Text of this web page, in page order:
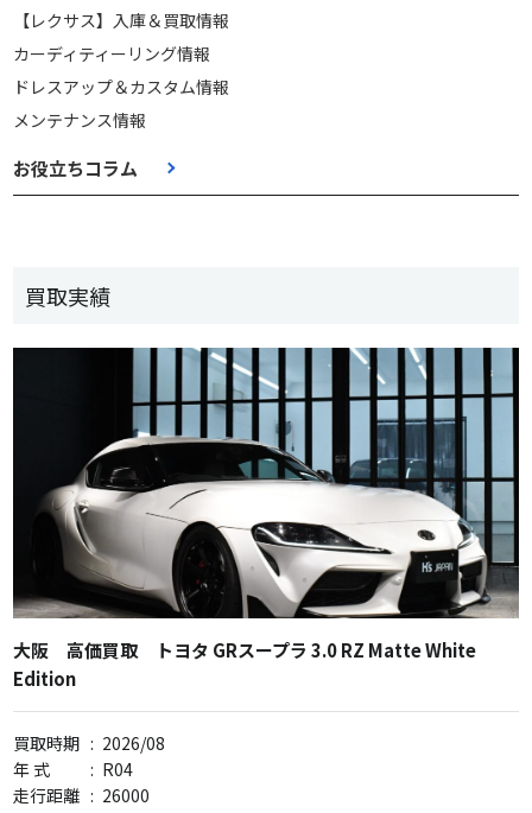
【レクサス】入庫＆買取情報
カーディティーリング情報
ドレスアップ＆カスタム情報
メンテナンス情報
お役立ちコラム
買取実績
大阪 高価買取 トヨタ GRスープラ 3.0 RZ Matte White
Edition
買取時期 : 2026/08
年 式
: R04
走行距離 : 26000